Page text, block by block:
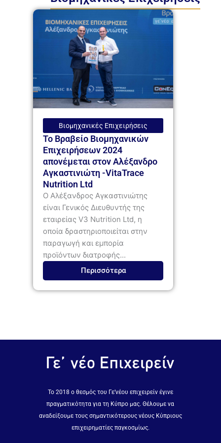
Βιομηχανικές Επιχειρήσεις
Το Βραβείο Βιομηχανικών
Επιχειρήσεων 2024
απονέμεται στον Αλέξανδρο
Αγκαστινιώτη -VitaTrace
Nutrition Ltd
Ο Αλέξανδρος Αγκαστινιώτης
είναι Γενικός Διευθυντής της
εταιρείας V3 Nutrition Ltd, η
οποία δραστηριοποιείται στην
παραγωγή και εμπορία
προϊόντων διατροφής...
Περισσότερα
Το 2018 ο θεσμός του Γε’νέου επιχειρείν έγινε
πραγματικότητα για τη Κύπρο μας. Θέλουμε να
αναδείξουμε τους σημαντικότερους νέους Κύπριους
επιχειρηματίες παγκοσμίως.